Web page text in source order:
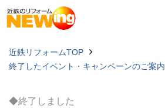
近鉄リフォームTOP
終了したイベント・キャンペーンのご案内
◆終了しました